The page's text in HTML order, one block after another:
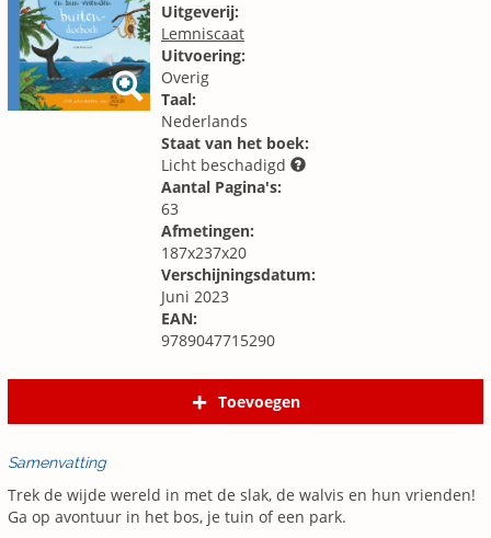
Uitgeverij:
Lemniscaat
Uitvoering:
Overig
Taal:
Nederlands
Staat van het boek:
Licht beschadigd
Aantal Pagina's:
63
Afmetingen:
187x237x20
Verschijningsdatum:
Juni 2023
EAN:
9789047715290
Toevoegen
Samenvatting
Trek de wijde wereld in met de slak, de walvis en hun vrienden!
Ga op avontuur in het bos, je tuin of een park.